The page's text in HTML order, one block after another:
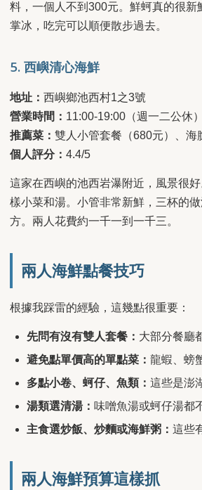
料，一個人不到300元。鮮蚵真的很
掌冰，吃完可以順便散步過去。
5. 西嶼清心海鮮
地址： 西嶼鄉池西村1之3號
營業時間： 11:00-19:00（週一二公休）
推薦菜： 雙人小管套餐（680元）、海
個人評分： 4.4/5
這家在西嶼的池西岩瀑附近，風景很
樣小菜和湯。小管非常新鮮，三杯的
方。兩人花費約一千一到一千三。
兩人海鮮點餐技巧
根據我踩雷的經驗，這幾點很重要：
先問有沒有雙人套餐： 大部分餐廳
避免點單價高的單點菜： 龍蝦、螃
多點小卷、蚵仔、魚類： 這些是澎
湯類選清湯： 味噌魚湯或蚵仔湯都
主食選炒飯、炒麵或海鮮粥： 這些
兩人海鮮預算這樣抓